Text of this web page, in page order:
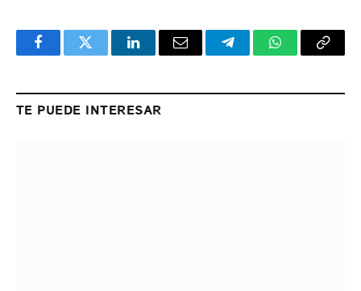
FacebookTwitter LinkedInEmail TelegramWhatsApp
Copy
TE PUEDE INTERESAR